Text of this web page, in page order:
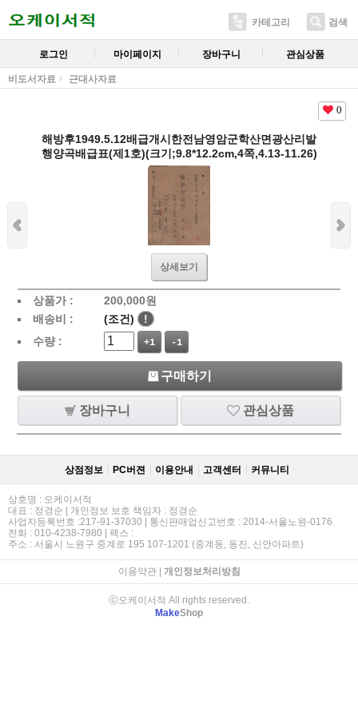
카테고리 검색
로그인 마이페이지 장바구니 관심상품
비도서자료 근대사자료
0
해방후1949.5.12배급개시한전남영암군학산면광산리발
행양곡배급표(제1호)(크기;9.8*12.2cm,4쪽,4.13-11.26)
상세보기
상품가 : 200,000원
배송비 :
(조건)
!
수량 :
+1 -1
구매하기
장바구니 관심상품
상점정보 PC버젼 이용안내 고객센터 커뮤니티
상호명 : 오케이서적
대표 : 정경순 | 개인정보 보호 책임자 : 정경순
사업자등록번호 :217-91-37030 | 통신판매업신고번호 : 2014-서울노원-0176
전화 : 010-4238-7980 | 팩스 :
주소 : 서울시 노원구 중계로 195 107-1201 (중계동, 동진, 신안아파트)
이용약관| 개인정보처리방침
ⓒ오케이서적 All rights reserved.
MakeShop